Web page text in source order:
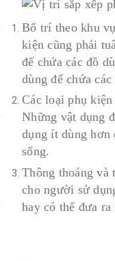
Bố trí theo khu
kiện cũng phải
để chứa các đồ
dùng để chứa
Các loại phụ
Những vật dụng
dụng ít dùng hơn
sống.
Thông thoáng
cho người sử
hay có thể đưa